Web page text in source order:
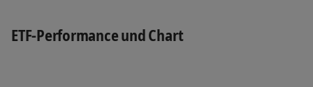
ETF-Performance und Chart